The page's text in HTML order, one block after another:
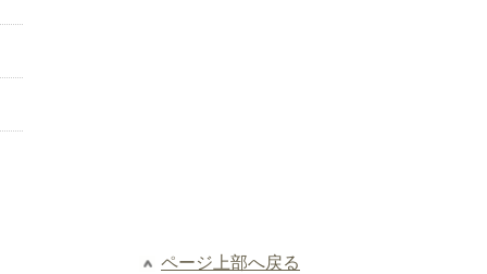
ページ上部へ戻る